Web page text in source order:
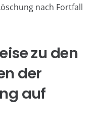
nach Fortfall
zu den
der
auf